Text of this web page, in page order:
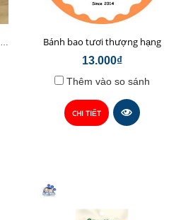
Đồ uống nước giải khát cà phê sữa hạt Chop Chef Bánh bao tươi thượng hạng
13.000₫
Thêm vào so sánh
CHI TIẾT